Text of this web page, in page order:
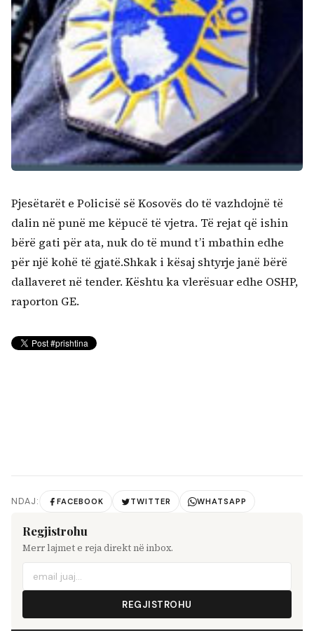
Pjesëtarët e Policisë së Kosovës do të vazhdojnë të
dalin në punë me këpucë të vjetra. Të rejat që ishin
bërë gati për ata, nuk do të mund t’i mbathin edhe
për një kohë të gjatë.Shkak i kësaj shtyrje janë bërë
dallaveret në tender. Kështu ka vlerësuar edhe OSHP,
raporton GE.
NDAJ: FACEBOOK TWITTER WHATSAPP
Regjistrohu
Merr lajmet e reja direkt në inbox.
REGJISTROHU